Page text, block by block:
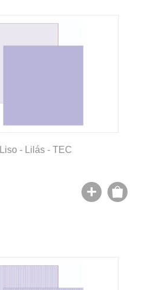
- Lilás - TEC